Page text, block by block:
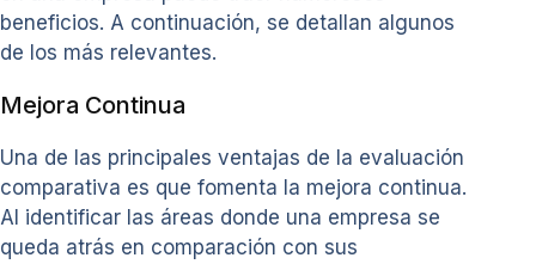
beneficios. A continuación, se detallan algunos
de los más relevantes.
Mejora Continua
Una de las principales ventajas de la evaluación
comparativa es que fomenta la mejora continua.
Al identificar las áreas donde una empresa se
queda atrás en comparación con sus